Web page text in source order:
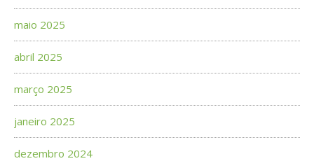
maio 2025
abril 2025
março 2025
janeiro 2025
dezembro 2024